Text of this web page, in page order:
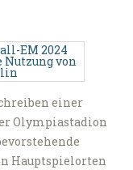
einer
Olympiastadion
Hauptspielorten